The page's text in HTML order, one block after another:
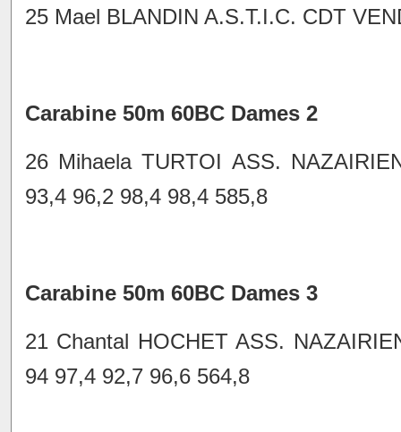
25 Mael BLANDIN A.S.T.I.C. CDT
Carabine 50m 60BC Dames 2
26 Mihaela TURTOI ASS.
93,4 96,2 98,4 98,4 585,8
Carabine 50m 60BC Dames 3
21 Chantal HOCHET ASS.
94 97,4 92,7 96,6 564,8